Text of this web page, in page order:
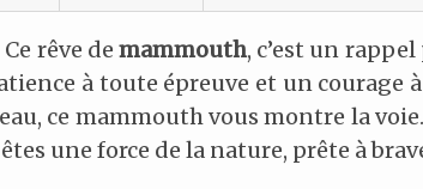
rêve de mammouth, c’est un
à toute épreuve et un courage
ce mammouth vous montre la
une force de la nature, prête à